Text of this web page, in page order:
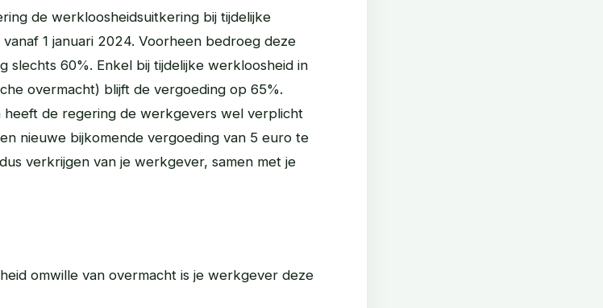
de werkloosheidsuitkering bij tijdelijke
1 januari 2024. Voorheen bedroeg deze
slechts 60%. Enkel bij tijdelijke werkloosheid in
overmacht) blijft de vergoeding op 65%.
heeft de regering de werkgevers wel verplicht
nieuwe bijkomende vergoeding van 5 euro te
verkrijgen van je werkgever, samen met je
omwille van overmacht is je werkgever deze